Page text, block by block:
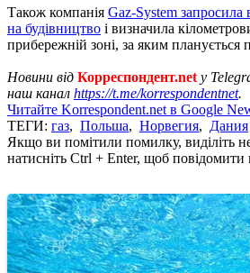
Також компанія Gaz-System запросила
на будівництво і визначила
прибережній зоні, за яким планується
Новини від Корреспондент.net у
наш канал https://t.me/korrespondentnet.
Читайте Korrespondent.net в Google
ТЕГИ: газ, Польша, Норвегия, Дания
Якщо ви помітили помилку, виділіть
натисніть Ctrl + Enter, щоб повідомити